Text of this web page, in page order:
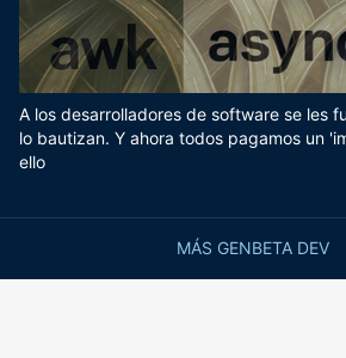
MÁS GENBETA DEV
A los desarrolladores de software se les
lo bautizan. Y ahora todos pagamos un
ello